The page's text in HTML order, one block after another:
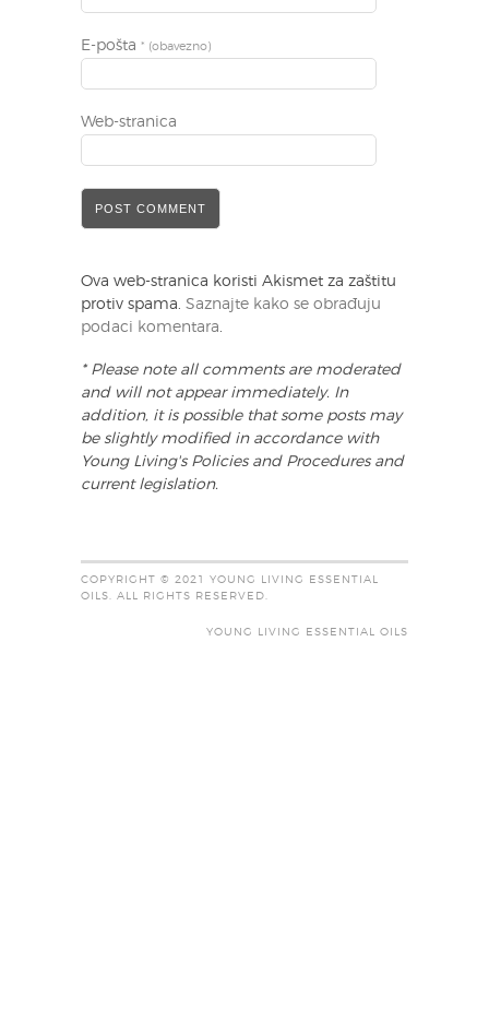
E-pošta * (obavezno)
Web-stranica
Ova web-stranica koristi Akismet za zaštitu
protiv spama. Saznajte kako se obrađuju
podaci komentara.
* Please note all comments are moderated
and will not appear immediately. In
addition, it is possible that some posts may
be slightly modified in accordance with
Young Living's Policies and Procedures and
current legislation.
COPYRIGHT © 2021 YOUNG LIVING ESSENTIAL
OILS. ALL RIGHTS RESERVED.
YOUNG LIVING ESSENTIAL OILS